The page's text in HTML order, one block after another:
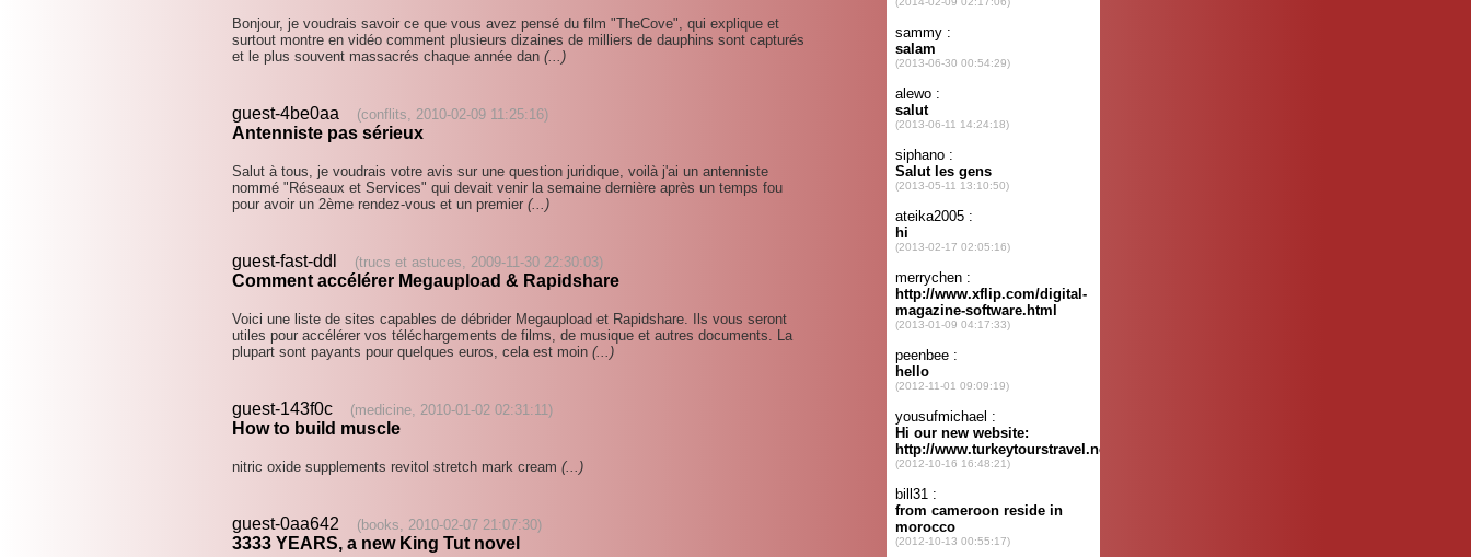
Bonjour, je voudrais savoir ce que vous avez pensé du film "TheCove", qui explique et
surtout montre en vidéo comment plusieurs dizaines de milliers de dauphins sont capturés
et le plus souvent massacrés chaque année dan (...)
guest-4be0aa (conflits, 2010-02-09 11:25:16)
Antenniste pas sérieux
Salut à tous, je voudrais votre avis sur une question juridique, voilà j'ai un antenniste
nommé "Réseaux et Services" qui devait venir la semaine dernière après un temps fou
pour avoir un 2ème rendez-vous et un premier (...)
guest-fast-ddl (trucs et astuces, 2009-11-30 22:30:03)
Comment accélérer Megaupload & Rapidshare
Voici une liste de sites capables de débrider Megaupload et Rapidshare. Ils vous seront
utiles pour accélérer vos téléchargements de films, de musique et autres documents. La
plupart sont payants pour quelques euros, cela est moin (...)
guest-143f0c (medicine, 2010-01-02 02:31:11)
How to build muscle
nitric oxide supplements revitol stretch mark cream (...)
guest-0aa642 (books, 2010-02-07 21:07:30)
3333 YEARS, a new King Tut novel